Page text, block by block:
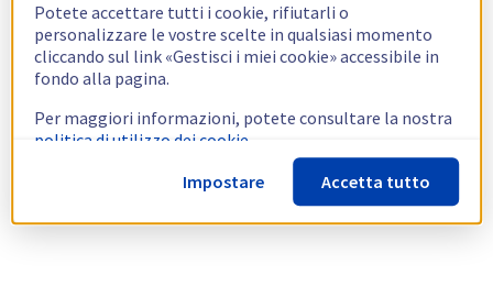
Potete accettare tutti i cookie, rifiutarli o
personalizzare le vostre scelte in qualsiasi momento
cliccando sul link «Gestisci i miei cookie» accessibile in
fondo alla pagina.
Per maggiori informazioni, potete consultare la nostra
politica di utilizzo dei cookie.
Impostare
Accetta tutto